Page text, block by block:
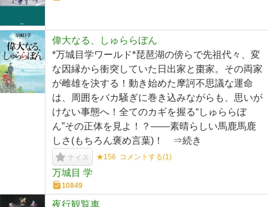
偉大なる、しゅららぼん
*万城目学ワールド*琵琶湖の傍らで先祖代々、変
な因縁から衝突していた日出家と棗家。その両家
が雌雄を決する！動き始めた摩訶不思議な運命
は、周囲をバカ騒ぎに巻き込みながらも、思いが
けない事態へ！全てのカギを握る“しゅららぼ
ん”その正体を見よ！？――素晴らしい馬鹿馬鹿
しさ(もちろん褒め言葉)！ ⇒続き
ナイス ★156 コメントする(1)
万城目 学
10849
夜行観覧車